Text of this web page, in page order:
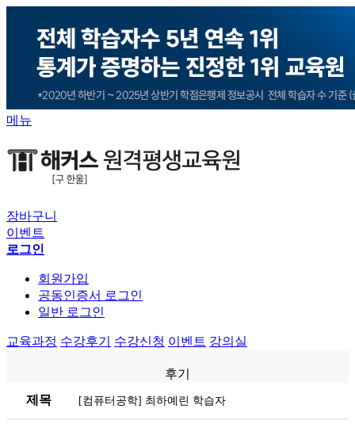
메뉴
장바구니
이벤트
로그인
회원가입
공동인증서 로그인
일반 로그인
교육과정 수강후기 수강신청 이벤트 강의실
후기
제목
[컴퓨터공학] 최하예린 학습자